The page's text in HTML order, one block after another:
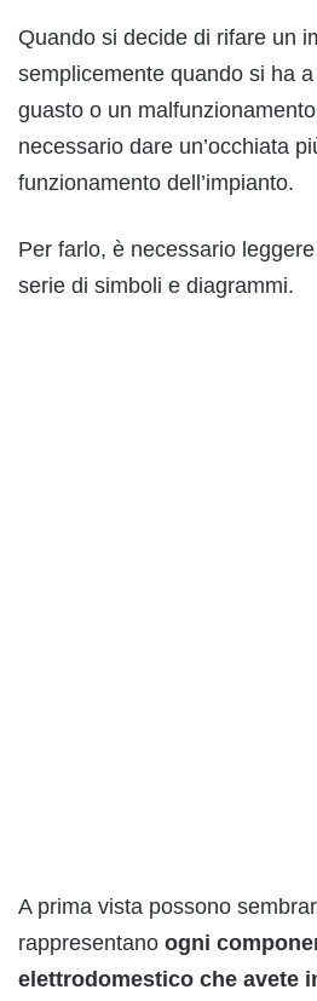
Quando si decide di rifare un
semplicemente quando si ha
guasto o un
necessario dare un’occhiata
funzionamento dell’impianto.
Per farlo, è necessario
serie di simboli e diagrammi.
A prima vista possono
rappresentano ogni
elettrodomestico che avete